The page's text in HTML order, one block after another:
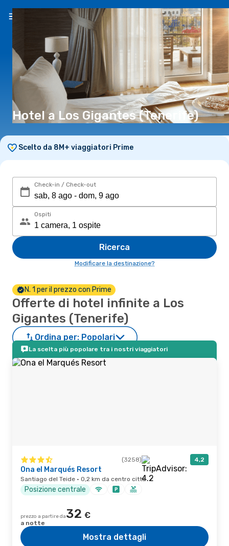
IT(€)
Hotel a Los Gigantes (Tenerife)
Scelto da 8M+ viaggiatori Prime
Check-in / Check-out
Ospiti
Ricerca
Modificare la destinazione?
N. 1 per il prezzo con Prime
Offerte di hotel infinite a Los
Gigantes (Tenerife)
Ordina per: Popolari
La scelta più popolare tra i nostri viaggiatori
(3258) 4,2
Ona el Marqués Resort
Santiago del Teide · 0,2 km da centro città
Posizione centrale
prezzo a partire da32 €
a notte
Mostra dettagli